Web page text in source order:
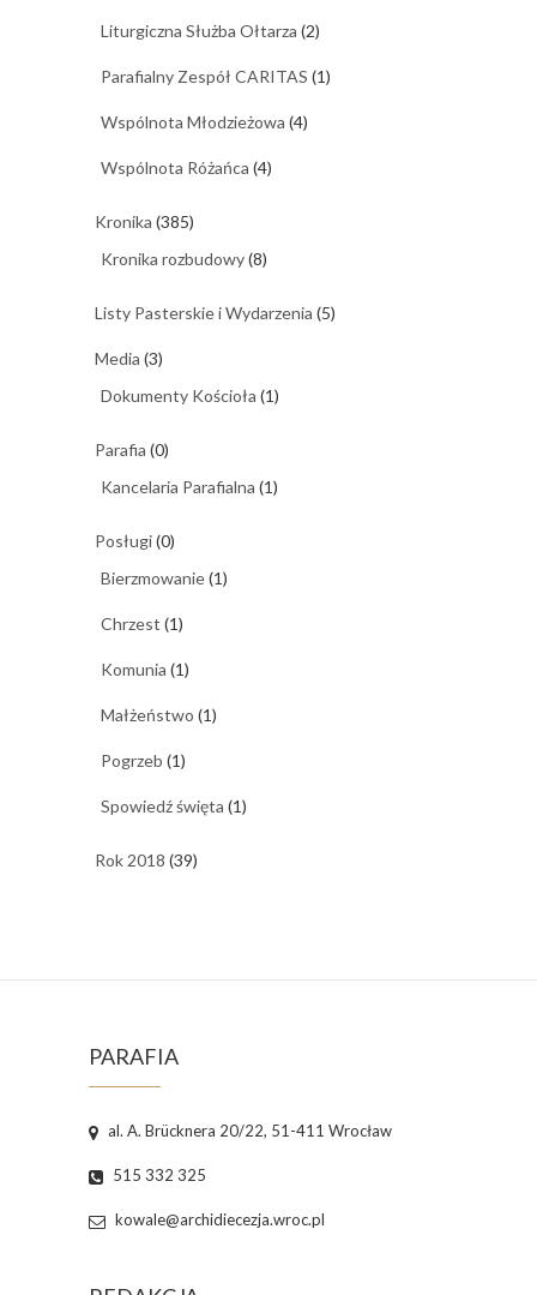
Liturgiczna Służba Ołtarza (2)
Parafialny Zespół CARITAS (1)
Wspólnota Młodzieżowa (4)
Wspólnota Różańca (4)
Kronika (385)
Kronika rozbudowy(8)
Listy Pasterskie i Wydarzenia (5)
Media (3)
Dokumenty Kościoła (1)
Parafia (0)
Kancelaria Parafialna (1)
Posługi(0)
Bierzmowanie(1)
Chrzest (1)
Komunia (1)
Małżeństwo (1)
Pogrzeb (1)
Spowiedź święta (1)
Rok 2018 (39)
PARAFIA
al. A. Brücknera 20/22, 51-411 Wrocław
515 332 325
kowale@archidiecezja.wroc.pl